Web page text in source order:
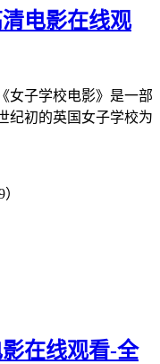
电影在线观
女子学校电影》是一部
纪初的英国女子学校为
在线观看-全